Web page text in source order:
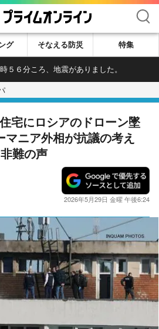
検索
グ そなえる防災 特集
５６分ころ、地震がありました。
宅にロシアのドローン墜
ニア外相が抗議の考え
難の声
2026年5月29日 金曜 午後6:24